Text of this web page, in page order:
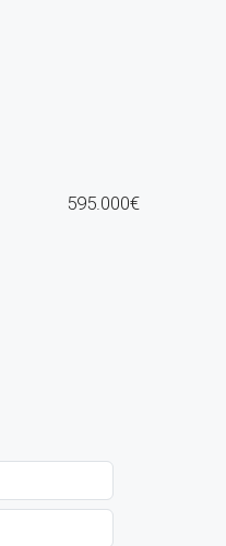
595.000€